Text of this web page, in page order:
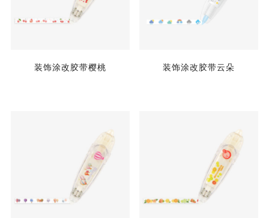
装饰涂改胶带樱桃 装饰涂改胶带云朵